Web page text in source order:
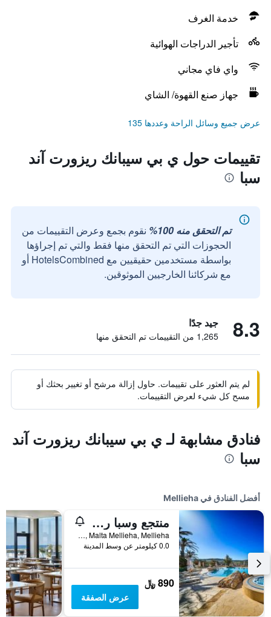
خدمة الغرف
تأجير الدراجات الهوائية
واي فاي مجاني
جهاز صنع القهوة/ الشاي
عرض جميع وسائل الراحة وعددها 135
تقييمات حول ي بي سيبانك ريزورت آند
سبا
تم التحقق منه 100%
نقوم بجمع وعرض التقييمات من
الحجوزات التي تم التحقق منها فقط والتي تم إجراؤها
بواسطة مستخدمين حقيقيين مع HotelsCombined أو
مع شركائنا الخارجيين الموثوقين.
8.3 جيد جدًا
1,265 من التقييمات تم التحقق منها
لم يتم العثور على تقييمات. حاول إزالة مرشح أو تغيير بحثك أو
مسح كل شيء لعرض التقييمات.
فنادق مشابهة لـ ي بي سيبانك ريزورت آند
سبا
أفضل الفنادق في Mellieha
منتجع وسبا راديسون بلو، غولدن ساندر مالطا
Golden Bay, Mlh 5510 Mellieha, Malta Mellieha, Mellieha, مالطا
0.0 كيلومتر عن وسط المدينة
890 ﷼
عرض الصفقة